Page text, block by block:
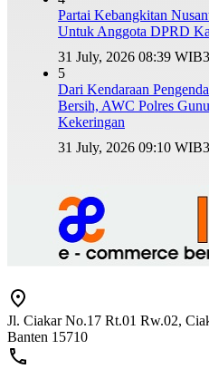
Partai Kebangkitan
Untuk Anggota DPRD
31 July, 2026 08:39 WIB
5
Dari Kendaraan
Bersih, AWC Polres
Kekeringan
31 July, 2026 09:10 WIB
Jl. Ciakar No.17 Rt.01 Rw.02,
Banten 15710